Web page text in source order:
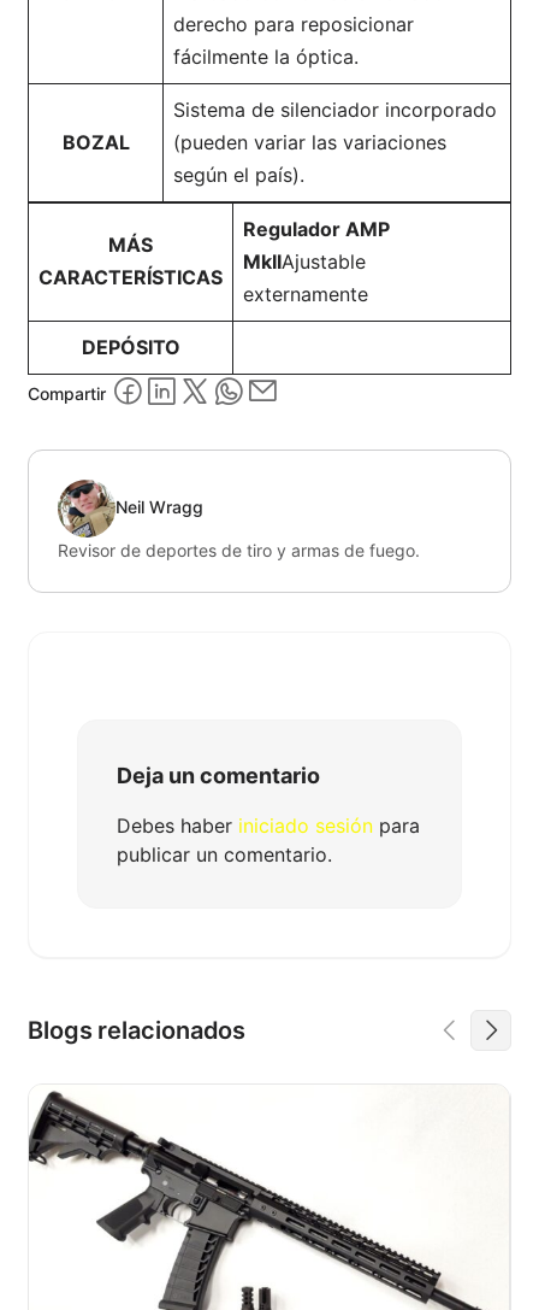
derecho para reposicionar
fácilmente la óptica.
BOZAL
Sistema de silenciador incorporado
(pueden variar las variaciones
según el país).
MÁS
CARACTERÍSTICAS
Regulador AMP
MkIIAjustable
externamente
DEPÓSITO
Compartir
Neil Wragg
Revisor de deportes de tiro y armas de fuego.
Deja un comentario
Debes haber iniciado sesión para
publicar un comentario.
Blogs relacionados